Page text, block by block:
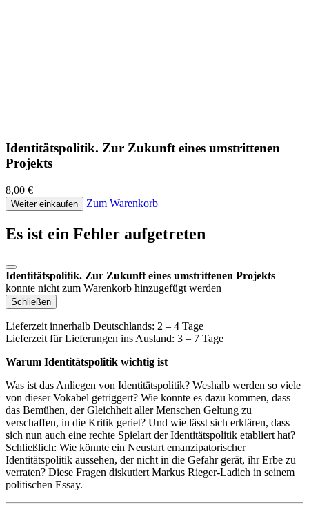
Identitätspolitik. Zur Zukunft eines umstrittenen
Projekts
8,00 €
Weiter einkaufen Zum Warenkorb
Es ist ein Fehler aufgetreten
Identitätspolitik. Zur Zukunft eines umstrittenen Projekts
konnte nicht zum Warenkorb hinzugefügt werden
Schließen
Lieferzeit innerhalb Deutschlands: 2 – 4 Tage
Lieferzeit für Lieferungen ins Ausland: 3 – 7 Tage
Warum Identitätspolitik wichtig ist
Was ist das Anliegen von Identitätspolitik? Weshalb werden so viele
von dieser Vokabel getriggert? Wie konnte es dazu kommen, dass
das Bemühen, der Gleichheit aller Menschen Geltung zu
verschaffen, in die Kritik geriet? Und wie lässt sich erklären, dass
sich nun auch eine rechte Spielart der Identitätspolitik etabliert hat?
Schließlich: Wie könnte ein Neustart emanzipatorischer
Identitätspolitik aussehen, der nicht in die Gefahr gerät, ihr Erbe zu
verraten? Diese Fragen diskutiert Markus Rieger-Ladich in seinem
politischen Essay.